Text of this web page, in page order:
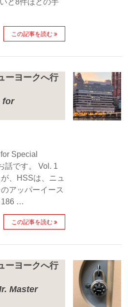
と8件ほどの手
この記事を読む
ーヨークへ行
for
Special
話です。 Vol. 1
、HSSは、ニュ
アッパーイース
186 …
この記事を読む
ーヨークへ行
Master